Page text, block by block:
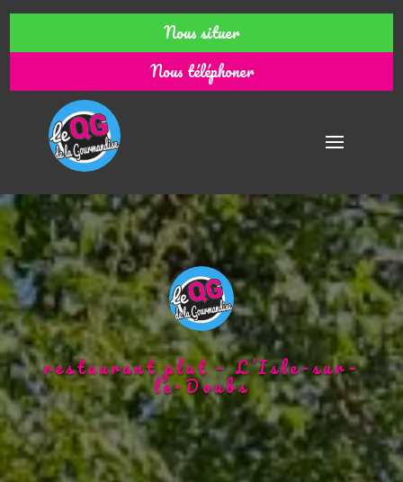
Nous situer
Nous téléphoner
restaurant plat – L’Isle-sur-
le-Doubs